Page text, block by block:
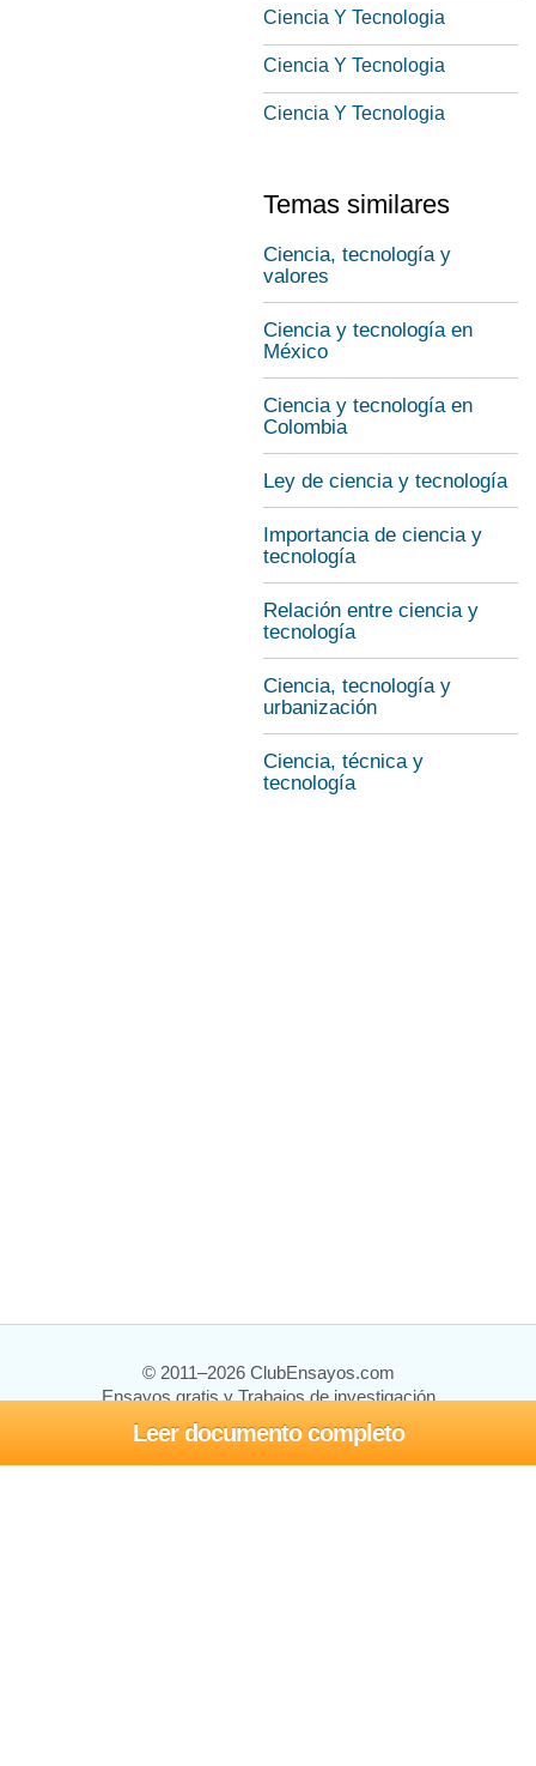
Leer documento completo
Ciencia Y Tecnologia
Ciencia Y Tecnologia
Ciencia Y Tecnologia
Temas similares
Ciencia, tecnología y
valores
Ciencia y tecnología en
México
Ciencia y tecnología en
Colombia
Ley de ciencia y tecnología
Importancia de ciencia y
tecnología
Relación entre ciencia y
tecnología
Ciencia, tecnología y
urbanización
Ciencia, técnica y
tecnología
© 2011–2026 ClubEnsayos.com
Ensayos gratis y Trabajos de investigación